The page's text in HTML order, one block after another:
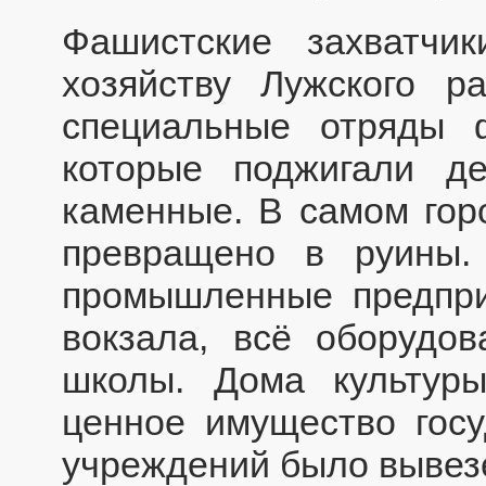
Фашистские
хозяйству Лужского
специальные отряды
которые поджигали
каменные. В самом
превращено в
промышленные
вокзала, всё
школы. Дома
ценное имущество
учреждений было